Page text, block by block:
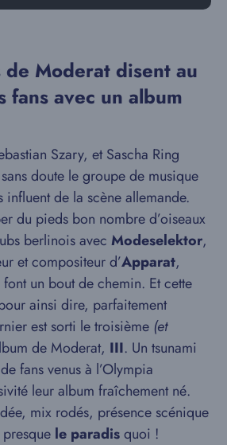
Moderat disent au
fans avec un album
Szary, et Sascha Ring
doute le groupe de musique
de la scène allemande.
du pieds bon nombre d’oiseaux
berlinois avec Modeselektor,
et compositeur d’Apparat,
font un bout de chemin. Et cette
ainsi dire, parfaitement
est sorti le troisième (et
de Moderat, III. Un tsunami
fans venus à l’Olympia
leur album fraîchement né.
mix rodés, présence scénique
le paradisquoi !